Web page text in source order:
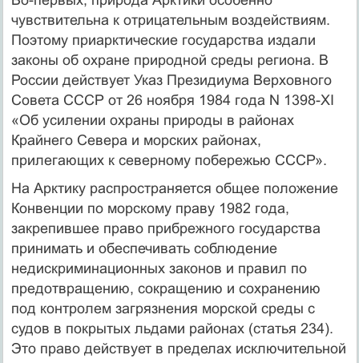
чувствительна к отрицательным воздействиям.
Поэтому приарктические государства издали
законы об охране природной среды региона. В
России действует Указ Президиума Верховного
Совета СССР от 26 ноября 1984 года N 1398-XI
«Об усилении охраны природы в районах
Крайнего Севера и морских районах,
прилегающих к северному побережью СССР».
На Арктику распространяется общее положение
Конвенции по морскому праву 1982 года,
закрепившее право прибрежного государства
принимать и обеспечивать соблюдение
недискриминационных законов и правил по
предотвращению, сокращению и сохранению
под контролем загрязнения морской среды с
судов в покрытых льдами районах (статья 234).
Это право действует в пределах исключительной